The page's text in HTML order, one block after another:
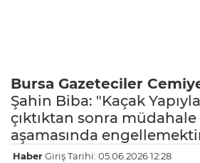
Bursa Gazeteciler
Şahin Biba: "Kaçak
çıktıktan sonra
aşamasında
HaberGiriş Tarihi: 05.06.2026 12:28